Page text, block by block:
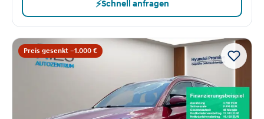
⚡Schnell anfragen
Preis gesenkt −1.000 €